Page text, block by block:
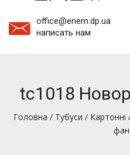
office@enem.dp.ua
написать нам
tc1018
Головна / Тубуси / Картонні